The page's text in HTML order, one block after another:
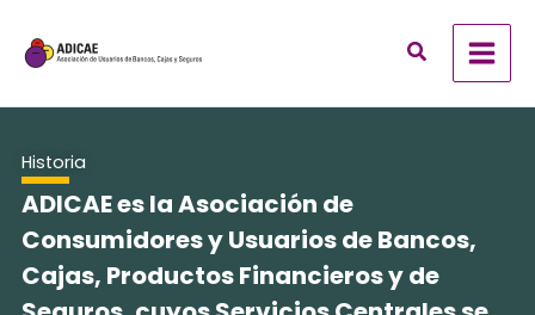
contenido
Historia
ADICAE es la Asociación de
Consumidores y Usuarios de Bancos,
Cajas, Productos Financieros y de